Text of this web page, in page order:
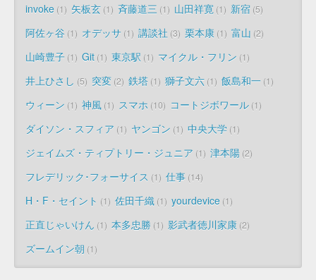
invoke 1 矢板玄 1 斉藤道三 1 山田祥寛 1 新宿 5
阿佐ヶ谷 1 オデッサ 1 講談社 3 栗本康 1 富山 2
山崎豊子 1 Git 1 東京駅 1 マイクル・フリン 1
井上ひさし 5 突変 2 鉄塔 1 獅子文六 1 飯島和一 1
ウィーン 1 神風 1 スマホ 10 コートジボワール 1
ダイソン・スフィア 1 ヤンゴン 1 中央大学 1
ジェイムズ・ティプトリー・ジュニア 1 津本陽 2
フレデリック･フォーサイス 1 仕事 14
H・F・セイント 1 佐田千織 1 yourdevice 1
正直じゃいけん 1 本多忠勝 1 影武者徳川家康 2
ズームイン朝 1